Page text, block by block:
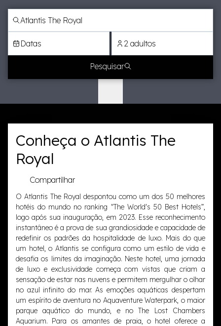
Datas 2 adultos
Pesquisar
Conheça o Atlantis The
Royal
Compartilhar
O Atlantis The Royal despontou como um dos 50 melhores
hotéis do mundo no ranking "The World's 50 Best Hotels”,
logo após sua inauguração, em 2023. Esse reconhecimento
instantâneo é a prova de sua grandiosidade e capacidade de
redefinir os padrões da hospitalidade de luxo. Mais do que
um hotel, o Atlantis se configura como um estilo de vida e
desafia os limites da imaginação. Neste hotel, uma jornada
de luxo e exclusividade começa com vistas que criam a
sensação de estar nas nuvens e permitem mergulhar o olhar
no azul infinito do mar. As emoções aquáticas despertam
um espírito de aventura no Aquaventure Waterpark, o maior
parque aquático do mundo, e no The Lost Chambers
Aquarium. Para os amantes de praia, o hotel oferece a